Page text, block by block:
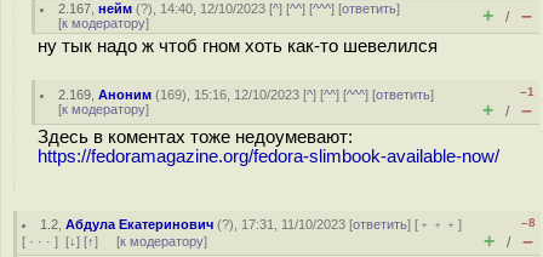
2.167 ,нейм (?), 14:40, 12/10/2023 [^] [^^] [^^^] [ответить]
[к модератору] + / –
ну тык надо ж чтоб гном хоть как-то шевелился
2.169 ,Аноним (169), 15:16, 12/10/2023 [^] [^^] [^^^] [ответить]
[к модератору]
–1
+ / –
Здесь в коментах тоже недоумевают:
https://fedoramagazine.org/fedora-slimbook-available-now/
1.2 ,Абдула Екатеринович (?), 17:31, 11/10/2023 [ответить] [ ﹢﹢﹢]
[ · · · ] [↓] [↑] [к модератору]
–8
+ / –